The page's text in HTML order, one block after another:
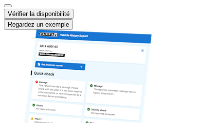
Vérifier la disponibilité
Regardez un exemple